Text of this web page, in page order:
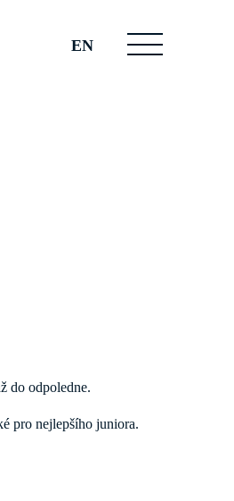
EN
do odpoledne.
pro nejlepšího juniora.